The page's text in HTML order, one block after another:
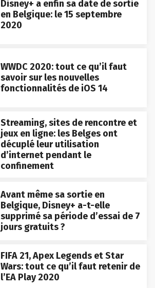
Disney+ a enfin sa date de sortie
en Belgique: le 15 septembre
2020
WWDC 2020: tout ce qu’il faut
savoir sur les nouvelles
fonctionnalités de iOS 14
Streaming, sites de rencontre et
jeux en ligne: les Belges ont
décuplé leur utilisation
d’internet pendant le
confinement
Avant même sa sortie en
Belgique, Disney+ a-t-elle
supprimé sa période d’essai de 7
jours gratuits ?
FIFA 21, Apex Legends et Star
Wars: tout ce qu’il faut retenir de
l’EA Play 2020